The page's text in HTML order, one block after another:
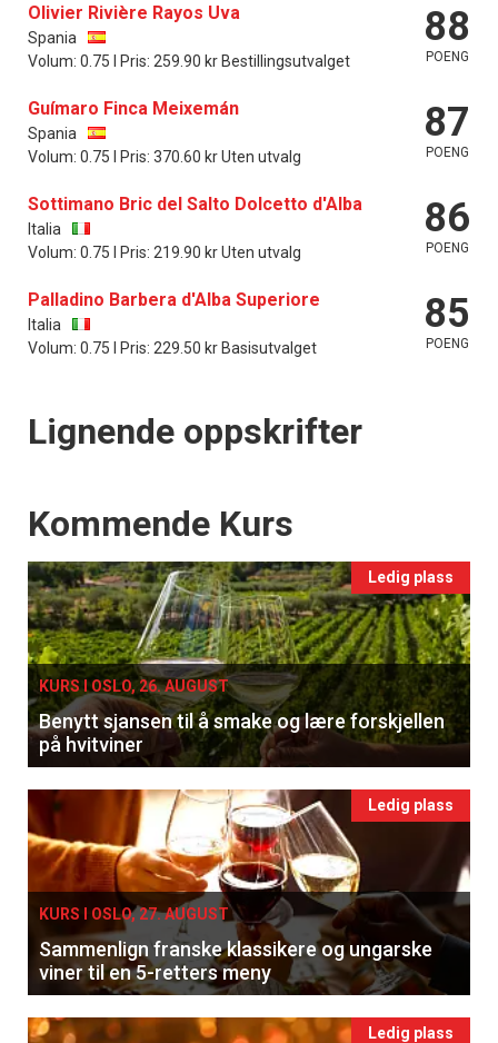
Få ukentlige nyhetsbrev fra
Apéritif
Vi tilbyr flere ukentlige nyhetsbrev. Du
kan fritt velge hvilke du ønsker å få
tilsendt.
Olivier Rivière Rayos Uva
Spania
Volum: 0.75 l Pris: 259.90 kr Bestillingsutvalget
88
POENG
Guímaro Finca Meixemán
Spania
Volum: 0.75 l Pris: 370.60 kr Uten utvalg
87
POENG
Sottimano Bric del Salto Dolcetto d'Alba
Italia
Volum: 0.75 l Pris: 219.90 kr Uten utvalg
86
POENG
Palladino Barbera d'Alba Superiore
Italia
Volum: 0.75 l Pris: 229.50 kr Basisutvalget
85
POENG
Lignende oppskrifter
Events
Kommende Kurs
Ledig plass
KURS I OSLO, 26. AUGUST
Benytt sjansen til å smake og lære forskjellen
på hvitviner
Ledig plass
KURS I OSLO, 27. AUGUST
Sammenlign franske klassikere og ungarske
viner til en 5-retters meny
Ledig plass